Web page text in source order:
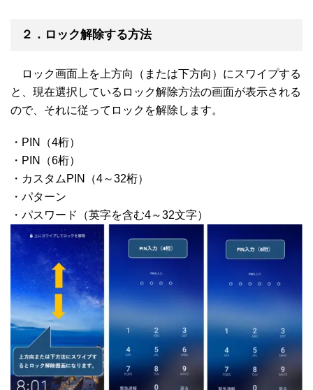
２．ロック解除する方法
ロック画面上を上方向（または下方向）にスワイプする
と、現在選択しているロック解除方法の画面が表示される
ので、それに従ってロックを解除します。
・PIN（4桁）
・PIN（6桁）
・カスタムPIN（4～32桁）
・パターン
・パスワード（英字を含む4～32文字）